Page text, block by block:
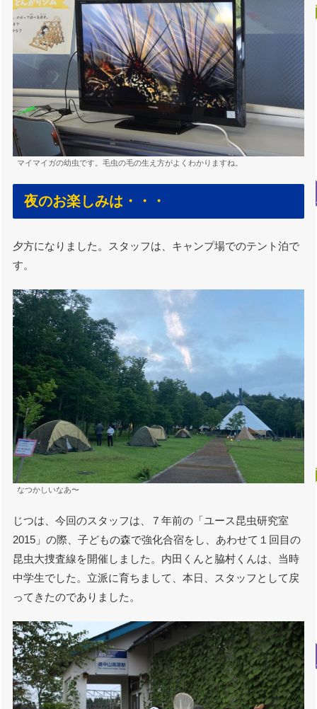
マイマイガの幼虫です。毛虫の毛の生え方がよくわかりますね。
夜のお楽しみは・・・
夕方になりました。スタッフは、キャンプ場でのテント泊で
す。
なつかしいなあ〜
じつは、今回のスタッフは、７年前の「ユース昆虫研究室
2015」の際、子どもの森で強化合宿をし、あわせて１回目の
昆虫大捜査線を開催しました。内田くんと脇村くんは、当時
中学生でした。立派に育ちまして、本日、スタッフとして戻
ってきたのでありました。